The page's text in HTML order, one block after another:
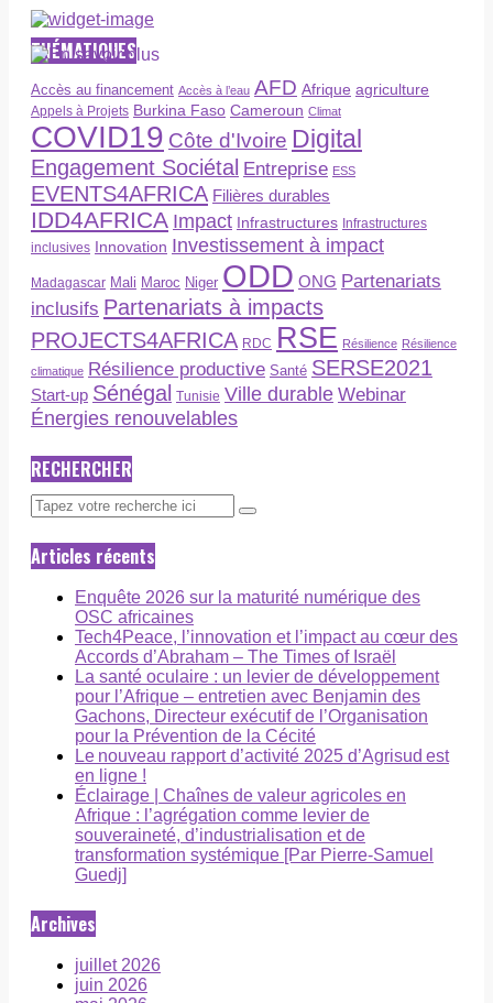
THÉMATIQUES
Accès au financement Accès à l’eau AFD Afrique agriculture
Appels à Projets Burkina Faso Cameroun Climat
COVID19 Côte d'Ivoire Digital
Engagement Sociétal Entreprise ESS
EVENTS4AFRICA Filières durables
IDD4AFRICA Impact Infrastructures Infrastructures
inclusives Innovation Investissement à impact
Madagascar Mali Maroc Niger ODD ONG Partenariats
inclusifs Partenariats à impacts
PROJECTS4AFRICA RDC RSE Résilience Résilience
climatique Résilience productive Santé SERSE2021
Start-up Sénégal Tunisie Ville durable Webinar
Énergies renouvelables
RECHERCHER
Articles récents
Enquête 2026 sur la maturité numérique des
OSC africaines
Tech4Peace, l’innovation et l’impact au cœur des
Accords d’Abraham – The Times of Israël
La santé oculaire : un levier de développement
pour l’Afrique – entretien avec Benjamin des
Gachons, Directeur exécutif de l’Organisation
pour la Prévention de la Cécité
Le nouveau rapport d’activité 2025 d’Agrisud est
en ligne !
Éclairage | Chaînes de valeur agricoles en
Afrique : l’agrégation comme levier de
souveraineté, d’industrialisation et de
transformation systémique [Par Pierre-Samuel
Guedj]
Archives
juillet 2026
juin 2026